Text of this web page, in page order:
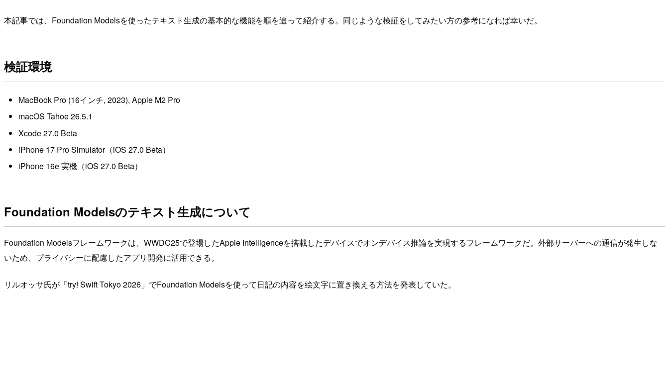
本記事では、Foundation Modelsを使ったテキスト生成の基本的な機能を順を追って紹介する。同じような検証をしてみたい方の参考になれば幸いだ。
検証環境
MacBook Pro (16インチ, 2023), Apple M2 Pro
macOS Tahoe 26.5.1
Xcode 27.0 Beta
iPhone 17 Pro Simulator（iOS 27.0 Beta）
iPhone 16e 実機（iOS 27.0 Beta）
Foundation Modelsのテキスト生成について
Foundation Modelsフレームワークは、WWDC25で登場したApple Intelligenceを搭載したデバイスでオンデバイス推論を実現するフレームワークだ。外部サーバーへの通信が発生しな
いため、プライバシーに配慮したアプリ開発に活用できる。
リルオッサ氏が「try! Swift Tokyo 2026」でFoundation Modelsを使って日記の内容を絵文字に置き換える方法を発表していた。